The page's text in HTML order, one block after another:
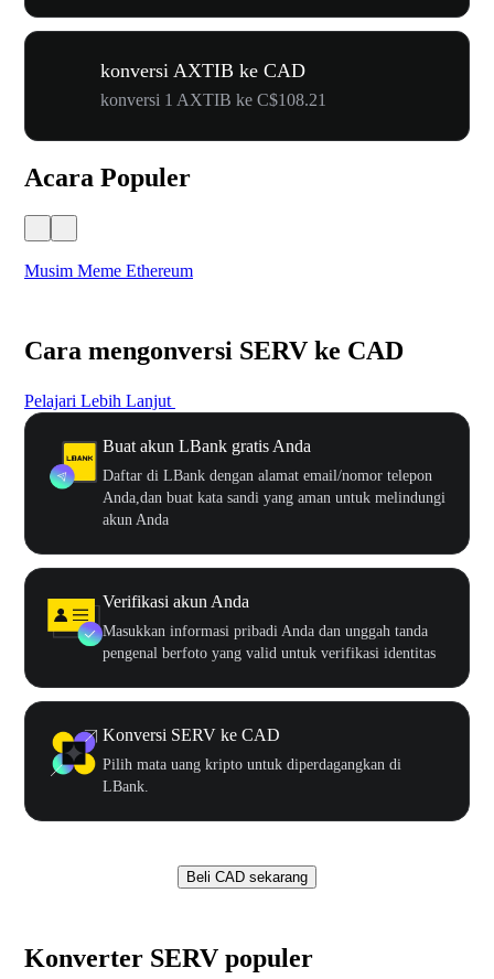
konversi AXTIB ke CAD
konversi 1 AXTIB ke C$108.21
Acara Populer
Musim Meme Ethereum
Cara mengonversi SERV ke CAD
Pelajari Lebih Lanjut
Buat akun LBank gratis Anda
Daftar di LBank dengan alamat email/nomor telepon
Anda,dan buat kata sandi yang aman untuk melindungi
akun Anda
Verifikasi akun Anda
Masukkan informasi pribadi Anda dan unggah tanda
pengenal berfoto yang valid untuk verifikasi identitas
Konversi SERV ke CAD
Pilih mata uang kripto untuk diperdagangkan di
LBank.
Beli CAD sekarang
Konverter SERV populer